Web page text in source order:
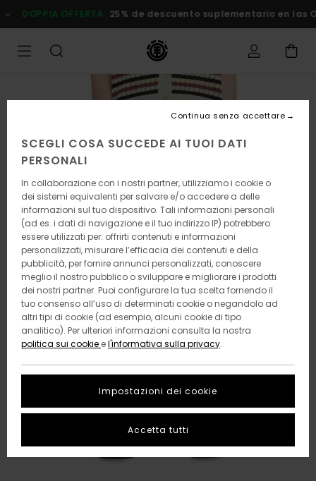
alle
informazioni
prodotto
DOPPIA OFFERTA 25% de descuento suplementario en
SCEGLI COSA SUCCEDE AI TUOI DATI
PERSONALI
In collaborazione con i nostri partner, utilizziamo i cookie o
dei sistemi equivalenti per salvare e/o accedere a delle
informazioni sul tuo dispositivo. Tali informazioni personali
(ad es. i dati di navigazione e il tuo indirizzo IP) potrebbero
essere utilizzati per: offrirti contenuti e informazioni
personalizzati, misurare l’efficacia dei contenuti e della
pubblicità, per fornire annunci personalizzati, conoscere
meglio il nostro pubblico o sviluppare e migliorare i prodotti
dei nostri partner. Puoi configurare la tua scelta fornendo il
tuo consenso all’uso di determinati cookie o negandolo ad
altri tipi di cookie (ad esempio, alcuni cookie di tipo
analitico). Per ulteriori informazioni consulta la nostra
politica sui cookie el'informativa sulla privacy.
Impostazioni dei cookie
Continua senza accettare
Accetta tutti